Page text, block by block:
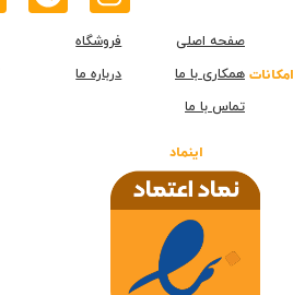
امکانات
صفحه اصلی فروشگاه
همکاری با ما
درباره ما
تماس با ما
اینماد